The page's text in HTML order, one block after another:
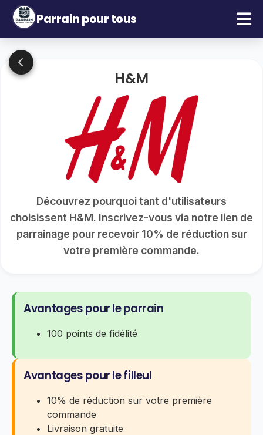
Parrain pour tous
H&M
Découvrez pourquoi tant d'utilisateurs
choisissent H&M. Inscrivez-vous via notre lien de
parrainage pour recevoir 10% de réduction sur
votre première commande.
Avantages pour le parrain
100 points de fidélité
Avantages pour le filleul
10% de réduction sur votre première
commande
Livraison gratuite